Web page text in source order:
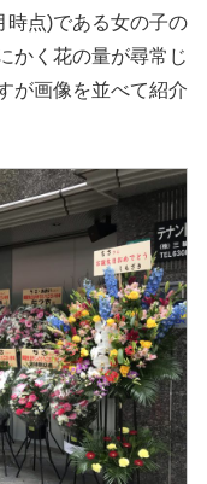
時点)である女の子の
かく花の量が尋常じ
が画像を並べて紹介